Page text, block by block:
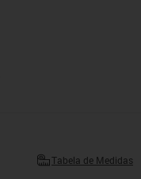
Tabela de Medidas